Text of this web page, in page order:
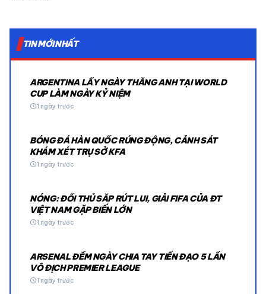
TIN MỚI NHẤT
ARGENTINA LẤY NGÀY THẮNG ANH TẠI WORLD
CUP LÀM NGÀY KỶ NIỆM
schedule1 ngày trước
BÓNG ĐÁ HÀN QUỐC RÚNG ĐỘNG, CẢNH SÁT
KHÁM XÉT TRỤ SỞ KFA
schedule1 ngày trước
NÓNG: ĐỐI THỦ SẮP RÚT LUI, GIẢI FIFA CỦA ĐT
VIỆT NAM GẶP BIẾN LỚN
schedule1 ngày trước
ARSENAL ĐẾM NGÀY CHIA TAY TIỀN ĐẠO 5 LẦN
VÔ ĐỊCH PREMIER LEAGUE
schedule1 ngày trước